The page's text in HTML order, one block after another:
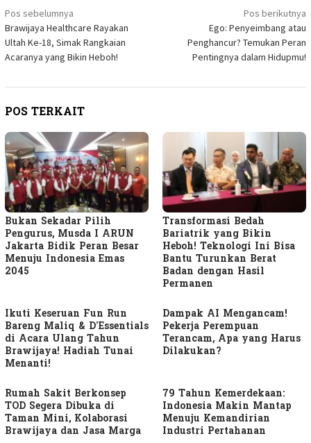
Navigasi
pos
Pos sebelumnya
Brawijaya Healthcare Rayakan
Ultah Ke-18, Simak Rangkaian
Acaranya yang Bikin Heboh!
Pos berikutnya
Ego: Penyeimbang atau
Penghancur? Temukan Peran
Pentingnya dalam Hidupmu!
POS TERKAIT
Bukan Sekadar Pilih
Pengurus, Musda I ARUN
Jakarta Bidik Peran Besar
Menuju Indonesia Emas
2045
Transformasi Bedah
Bariatrik yang Bikin
Heboh! Teknologi Ini Bisa
Bantu Turunkan Berat
Badan dengan Hasil
Permanen
Ikuti Keseruan Fun Run
Bareng Maliq & D’Essentials
di Acara Ulang Tahun
Brawijaya! Hadiah Tunai
Menanti!
Dampak AI Mengancam!
Pekerja Perempuan
Terancam, Apa yang Harus
Dilakukan?
Rumah Sakit Berkonsep
TOD Segera Dibuka di
Taman Mini, Kolaborasi
Brawijaya dan Jasa Marga
79 Tahun Kemerdekaan:
Indonesia Makin Mantap
Menuju Kemandirian
Industri Pertahanan